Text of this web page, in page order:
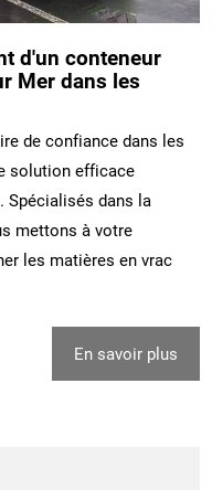
d'un conteneur
Mer dans les
de confiance dans les
solution efficace
Spécialisés dans la
mettons à votre
les matières en vrac
En savoir plus